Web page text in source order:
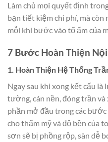
Làm chủ mọi quyết định
bạn tiết kiệm chi phí, mà còn
mỗi khi bước vào tổ ấm của
7 Bước Hoàn Thiện
1. Hoàn Thiện Hệ Thống
Ngay sau khi xong kết cấu
tường, cán nền, đóng trần
phần mở đầu trong các bước
cho thẩm mỹ và độ bền của
sơn sẽ bị phồng rộp, sàn dễ